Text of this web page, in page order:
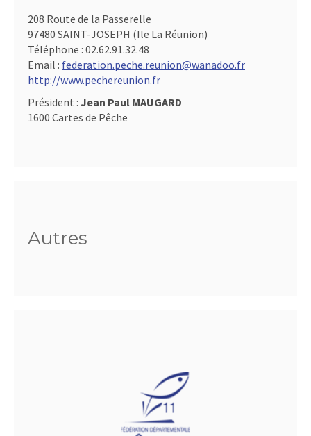
208 Route de la Passerelle
97480 SAINT-JOSEPH (Ile La Réunion)
Téléphone : 02.62.91.32.48
Email : federation.peche.reunion@wanadoo.fr
http://www.pechereunion.fr
Président : Jean Paul MAUGARD
1600 Cartes de Pêche
Autres